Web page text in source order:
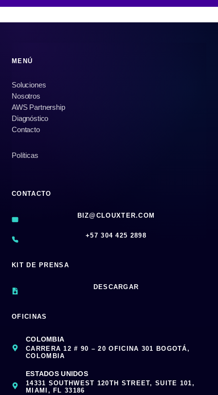
MENÚ
Soluciones
Nosotros
AWS Partnership
Diagnóstico
Contacto
Políticas
CONTACTO
BIZ@CLOUXTER.COM
‪+57 304 425 2898
KIT DE PRENSA
DESCARGAR
OFICINAS
COLOMBIA
CARRERA 12 # 90 – 20 OFICINA 301 BOGOTÁ,
COLOMBIA
ESTADOS UNIDOS
14331 SOUTHWEST 120TH STREET, SUITE 101,
MIAMI, FL 33186